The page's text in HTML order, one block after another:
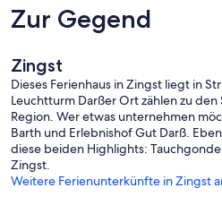
Zur Gegend
Zingst
Dieses Ferienhaus in Zingst liegt in
Leuchtturm Darßer Ort zählen zu
Region. Wer etwas unternehmen
Barth und Erlebnishof Gut Darß.
diese beiden Highlights:
Zingst.
Weitere Ferienunterkünfte in Zingst